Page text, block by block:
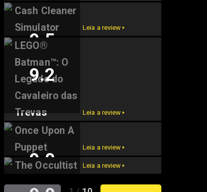
9.6
Cash Cleaner
Simulator
9.5
Leia a review 🢒
LEGO®
Batman™: O
Legado do
Cavaleiro das
Trevas
9.2
Leia a review 🢒
Once Upon A
Puppet
9.0
Leia a review 🢒
The Occultist Leia a review 🢒